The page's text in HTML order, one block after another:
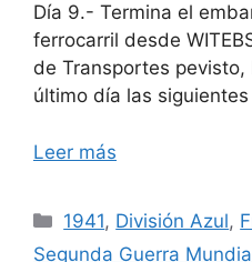
Día 9.- Termina el
ferrocarril desde
de Transportes
último día las
Leer más
Categorías
1941, División Azul,
Segunda Guerra